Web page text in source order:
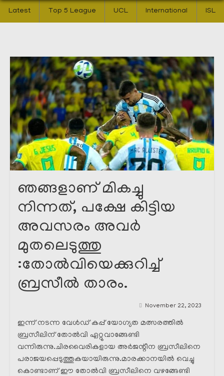
Latest Top 5 League UCL International ISL
ഞങ്ങളാണ് മികച്ചു
നിന്നത്, പക്ഷേ കിട്ടിയ
അവസരം അവർ
മുതലെടുത്തു
:തോൽവിയെക്കുറിച്ച്
ബ്രസീൽ താരം.
November 22, 2023
ഇന്ന് നടന്ന വേൾഡ് കപ്പ് യോഗ്യത മത്സരത്തിൽ
ബ്രസീലിന് തോൽവി ഏറ്റുവാങ്ങേണ്ടി
വന്നിരുന്നു.ചിരവൈരികളായ അർജന്റീന ബ്രസീലിനെ
പരാജയപ്പെടുത്തുകയായിരുന്നു.മാരക്കാനയിൽ വെച്ചു
കൊണ്ടാണ് ഈ തോൽവി ബ്രസീലിനെ വഴങ്ങേണ്ടി